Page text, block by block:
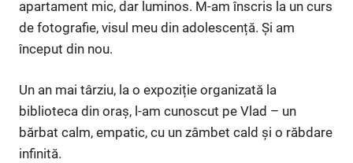
apartament mic, dar luminos. M-am înscris la un curs
de fotografie, visul meu din adolescență. Și am
început din nou.
Un an mai târziu, la o expoziție organizată la
biblioteca din oraș, l-am cunoscut pe Vlad – un
bărbat calm, empatic, cu un zâmbet cald și o răbdare
infinită.